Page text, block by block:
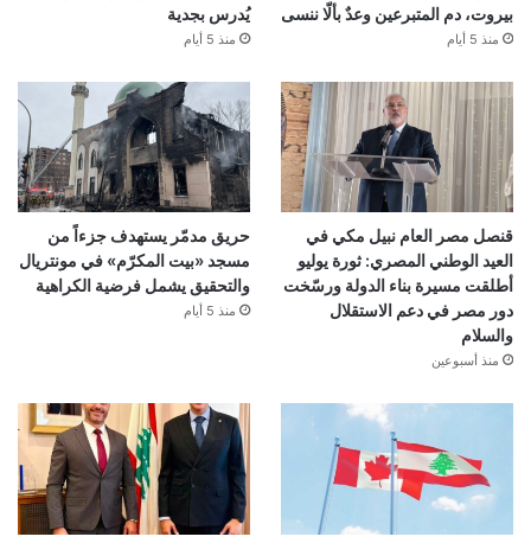
بيروت، دم المتبرعين وعدٌ بألّا ننسى
منذ 5 أيام
يُدرس بجدية
منذ 5 أيام
قنصل مصر العام نبيل مكي في
العيد الوطني المصري: ثورة يوليو
أطلقت مسيرة بناء الدولة ورسّخت
دور مصر في دعم الاستقلال
والسلام
منذ أسبوعين
حريق مدمّر يستهدف جزءاً من
مسجد «بيت المكرّم» في مونتريال
والتحقيق يشمل فرضية الكراهية
منذ 5 أيام